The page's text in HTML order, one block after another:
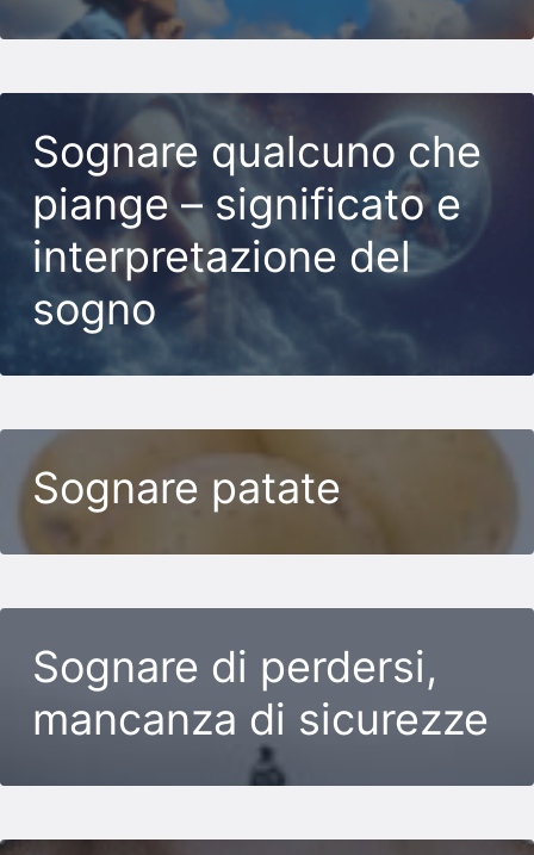
Sognare qualcuno che
piange – significato e
interpretazione del
sogno
Sognare patate
Sognare di perdersi,
mancanza di sicurezze